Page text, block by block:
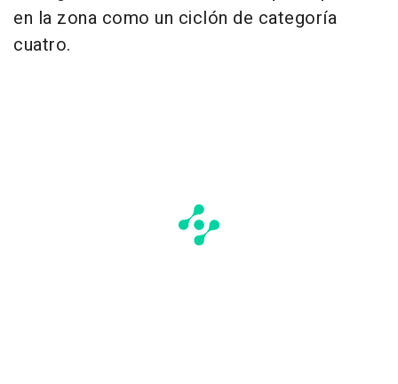
en la zona como un ciclón de categoría
cuatro.